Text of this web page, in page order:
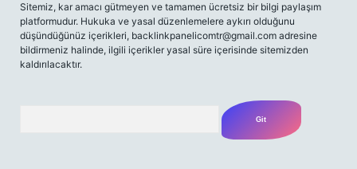
Sitemiz, kar amacı gütmeyen ve tamamen ücretsiz bir bilgi paylaşım
platformudur. Hukuka ve yasal düzenlemelere aykırı olduğunu
düşündüğünüz içerikleri, backlinkpanelicomtr@gmail.com adresine
bildirmeniz halinde, ilgili içerikler yasal süre içerisinde sitemizden
kaldırılacaktır.